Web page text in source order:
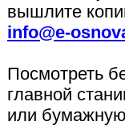
вышлите
info@e-
Посмотреть
главной
или